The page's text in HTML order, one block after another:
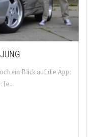
ein Blick auf die App:
Je...